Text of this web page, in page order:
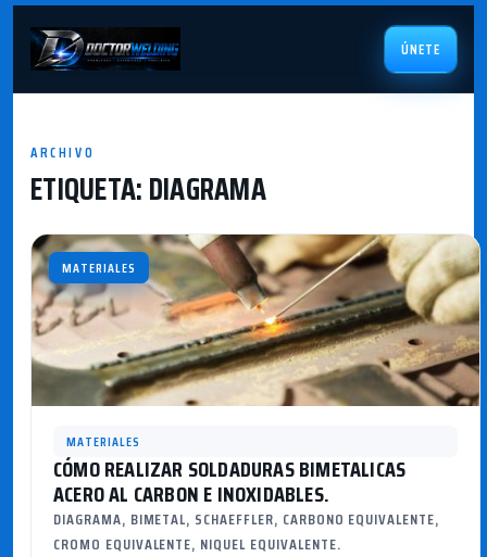
ÚNETE
ARCHIVO
ETIQUETA:DIAGRAMA
MATERIALES
MATERIALES
CÓMO REALIZAR SOLDADURAS BIMETALICAS
ACERO AL CARBON E INOXIDABLES.
DIAGRAMA, BIMETAL, SCHAEFFLER, CARBONO EQUIVALENTE,
CROMO EQUIVALENTE, NIQUEL EQUIVALENTE.